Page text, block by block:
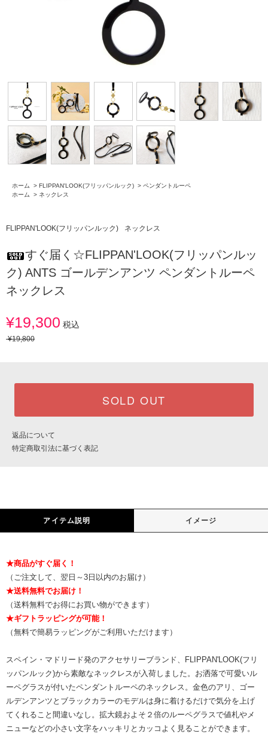
ホーム > FLIPPAN'LOOK(フリッパンルック) > ペンダントルーペ
ホーム
> ネックレス
FLIPPAN'LOOK(フリッパンルック) ネックレス
すぐ届く☆FLIPPAN'LOOK(フリッパンルッ
ク) ANTS ゴールデンアンツ ペンダントルーペ
ネックレス
¥19,300 税込
¥19,800
SOLD OUT
返品について
特定商取引法に基づく表記
アイテム説明 イメージ
★商品がすぐ届く！
（ご注文して、翌日～3日以内のお届け）
★送料無料でお届け！
（送料無料でお得にお買い物ができます）
★ギフトラッピングが可能！
（無料で簡易ラッピングがご利用いただけます）
スペイン・マドリード発のアクセサリーブランド、FLIPPAN'LOOK(フリ
ッパンルック)から素敵なネックレスが入荷しました。お洒落で可愛いル
ーペグラスが付いたペンダントルーペのネックレス。金色のアリ、ゴー
ルデンアンツとブラックカラーのモデルは身に着けるだけで気分を上げ
てくれること間違いなし。拡大鏡およそ２倍のルーペグラスで値札やメ
ニューなどの小さい文字をハッキリとカッコよく見ることができます。